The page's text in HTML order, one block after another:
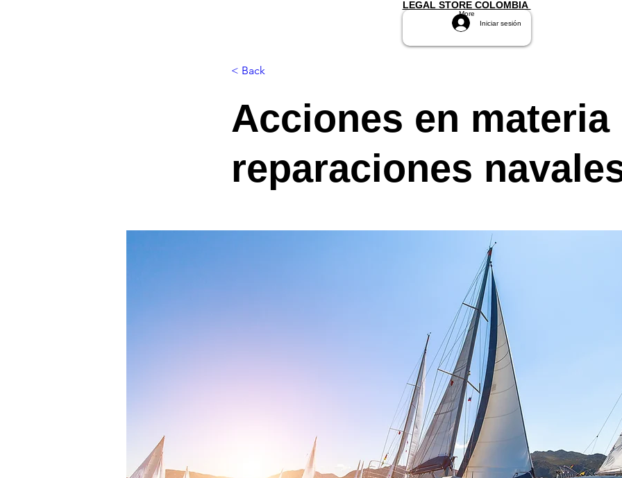
LEGAL STORE COLOMBIA
More
Iniciar sesión
< Back
Acciones en materia
reparaciones